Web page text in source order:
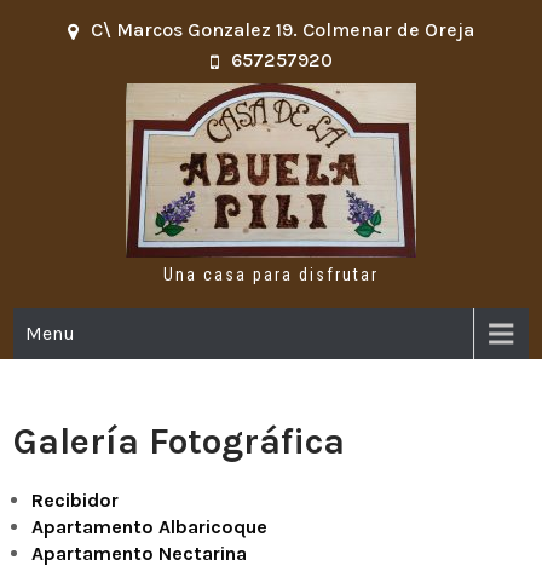
C\ Marcos Gonzalez 19. Colmenar de Oreja
657257920
Una casa para disfrutar
Menu
Galería Fotográfica
Recibidor
Apartamento Albaricoque
Apartamento Nectarina